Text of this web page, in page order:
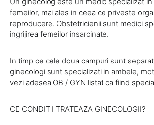
femeilor, mai ales in ceea ce priveste
reproducere. Obstetricienii sunt medici
ingrijirea femeilor insarcinate.
In timp ce cele doua campuri sunt
ginecologi sunt specializati in ambele,
vezi adesea OB / GYN listat ca fiind
CE CONDITII TRATEAZA GINECOLOGII?